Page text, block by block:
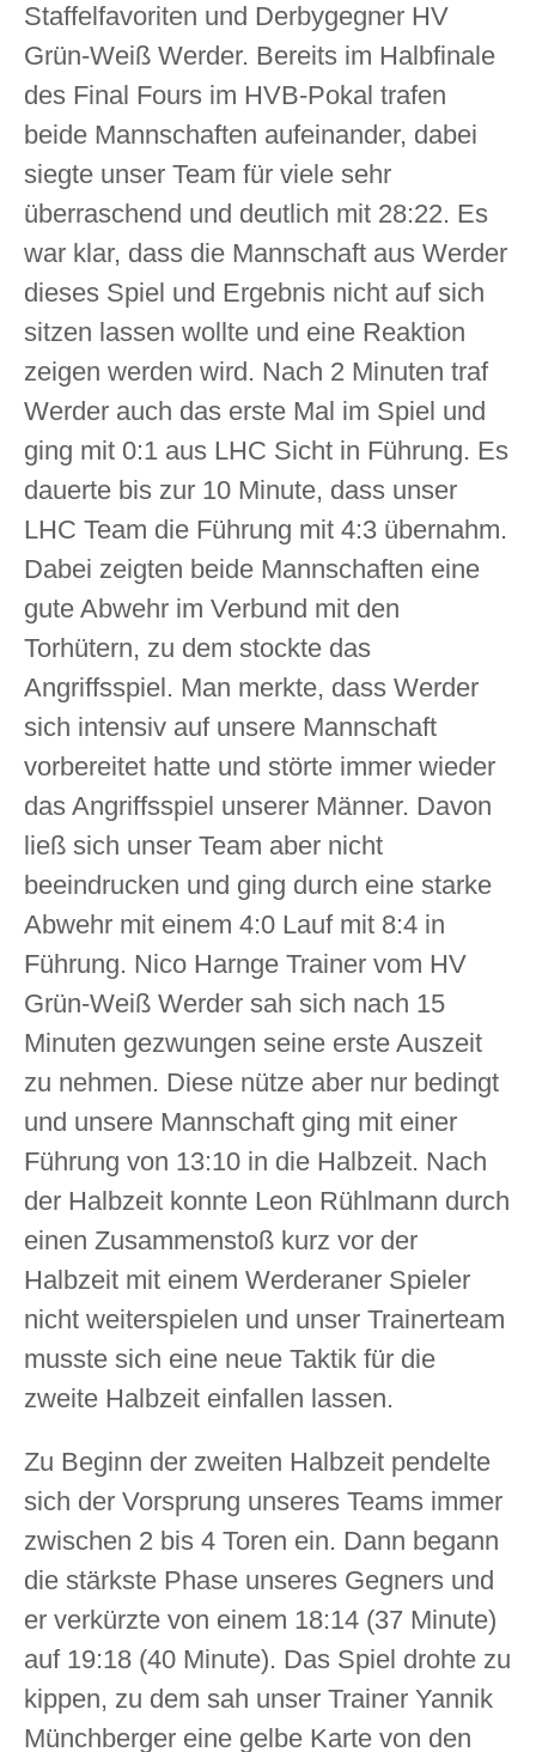
Staffelfavoriten und Derbygegner HV
Grün-Weiß Werder. Bereits im Halbfinale
des Final Fours im HVB-Pokal trafen
beide Mannschaften aufeinander, dabei
siegte unser Team für viele sehr
überraschend und deutlich mit 28:22. Es
war klar, dass die Mannschaft aus Werder
dieses Spiel und Ergebnis nicht auf sich
sitzen lassen wollte und eine Reaktion
zeigen werden wird. Nach 2 Minuten traf
Werder auch das erste Mal im Spiel und
ging mit 0:1 aus LHC Sicht in Führung. Es
dauerte bis zur 10 Minute, dass unser
LHC Team die Führung mit 4:3 übernahm.
Dabei zeigten beide Mannschaften eine
gute Abwehr im Verbund mit den
Torhütern, zu dem stockte das
Angriffsspiel. Man merkte, dass Werder
sich intensiv auf unsere Mannschaft
vorbereitet hatte und störte immer wieder
das Angriffsspiel unserer Männer. Davon
ließ sich unser Team aber nicht
beeindrucken und ging durch eine starke
Abwehr mit einem 4:0 Lauf mit 8:4 in
Führung. Nico Harnge Trainer vom HV
Grün-Weiß Werder sah sich nach 15
Minuten gezwungen seine erste Auszeit
zu nehmen. Diese nütze aber nur bedingt
und unsere Mannschaft ging mit einer
Führung von 13:10 in die Halbzeit. Nach
der Halbzeit konnte Leon Rühlmann durch
einen Zusammenstoß kurz vor der
Halbzeit mit einem Werderaner Spieler
nicht weiterspielen und unser Trainerteam
musste sich eine neue Taktik für die
zweite Halbzeit einfallen lassen.
Zu Beginn der zweiten Halbzeit pendelte
sich der Vorsprung unseres Teams immer
zwischen 2 bis 4 Toren ein. Dann begann
die stärkste Phase unseres Gegners und
er verkürzte von einem 18:14 (37 Minute)
auf 19:18 (40 Minute). Das Spiel drohte zu
kippen, zu dem sah unser Trainer Yannik
Münchberger eine gelbe Karte von den